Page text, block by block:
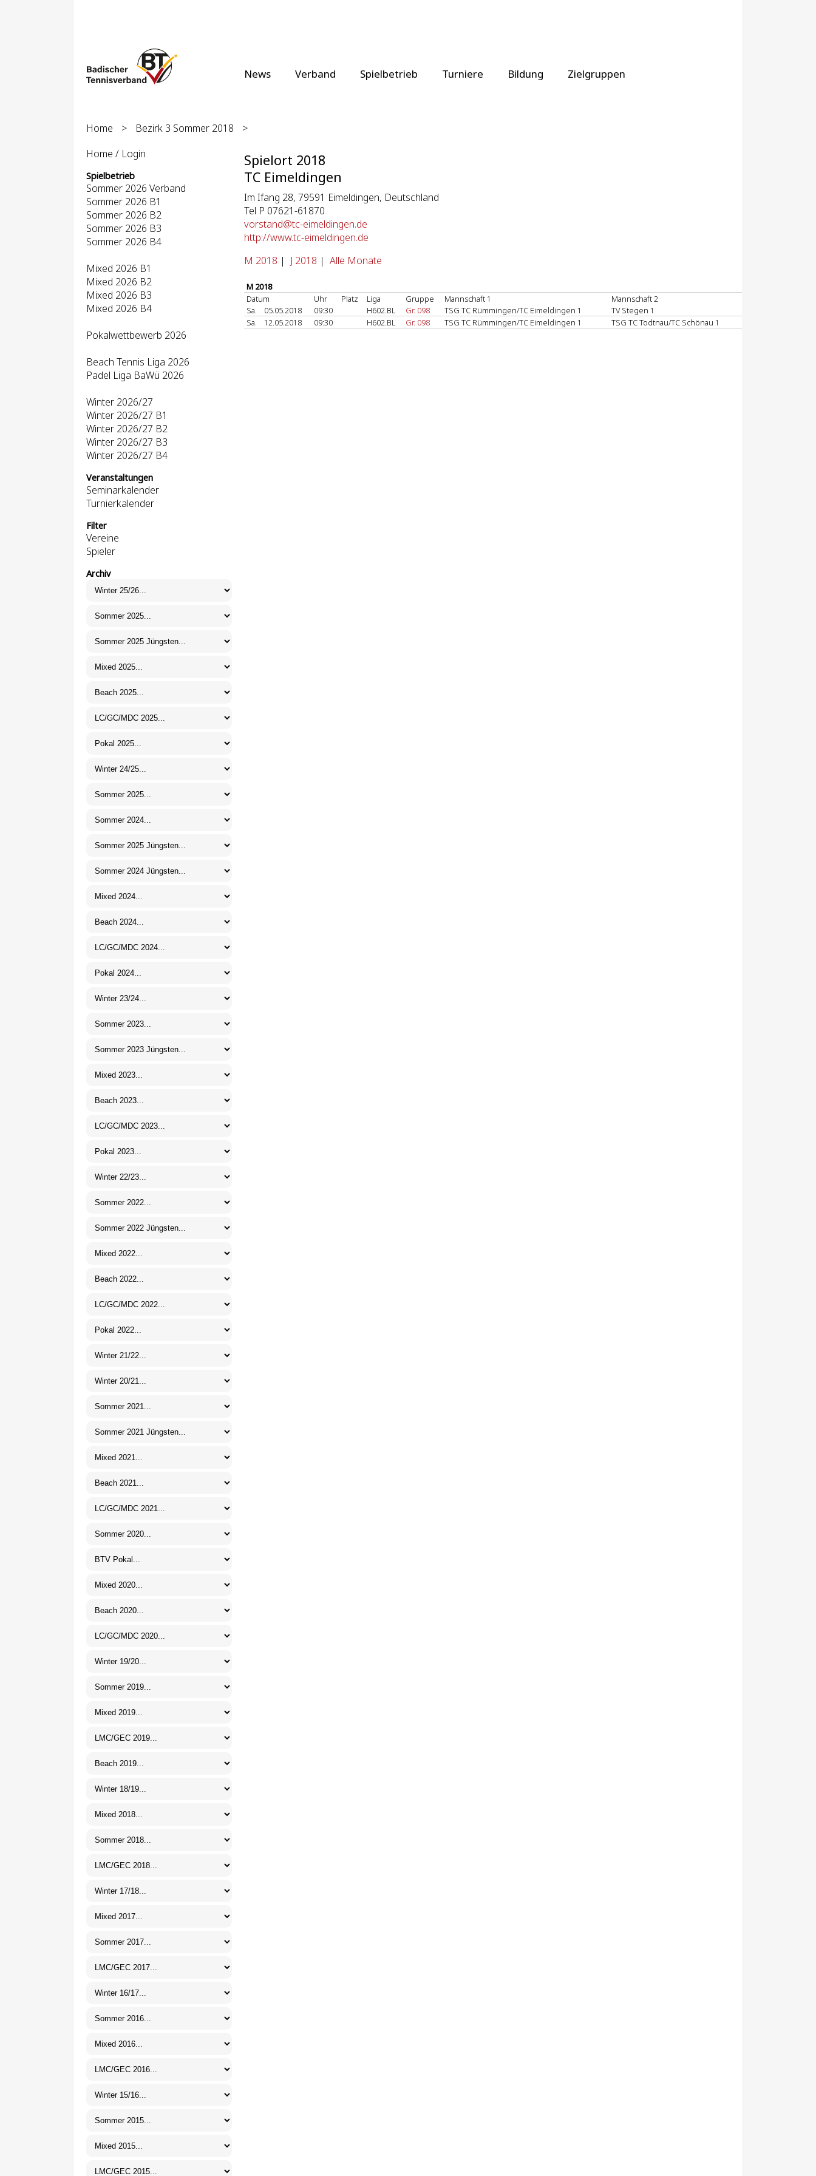
News Verband Spielbetrieb Turniere Bildung Zielgruppen
Home > Bezirk 3 Sommer 2018
>
Home / Login
Spielbetrieb
Sommer 2026 Verband
Sommer 2026 B1
Sommer 2026 B2
Sommer 2026 B3
Sommer 2026 B4
Mixed 2026 B1
Mixed 2026 B2
Mixed 2026 B3
Mixed 2026 B4
Pokalwettbewerb 2026
Beach Tennis Liga 2026
Padel Liga BaWü 2026
Winter 2026/27
Winter 2026/27 B1
Winter 2026/27 B2
Winter 2026/27 B3
Winter 2026/27 B4
Veranstaltungen
Seminarkalender
Turnierkalender
Filter
Vereine
Spieler
Archiv
Spielort 2018
TC Eimeldingen
Im Ifang 28, 79591 Eimeldingen, Deutschland
Tel P 07621-61870
vorstand@tc-eimeldingen.de
http://www.tc-eimeldingen.de
M 2018 | J 2018 | Alle Monate
M 2018
Datum
Uhr Platz Liga Gruppe Mannschaft 1
Mannschaft 2
Sa.
05.05.2018 09:30 H602.BL Gr. 098 TSG TC Rümmingen/TC Eimeldingen 1
TV Stegen 1
Sa.
12.05.2018 09:30 H602.BL Gr. 098 TSG TC Rümmingen/TC Eimeldingen 1 TSG TC Todtnau/TC Schönau 1